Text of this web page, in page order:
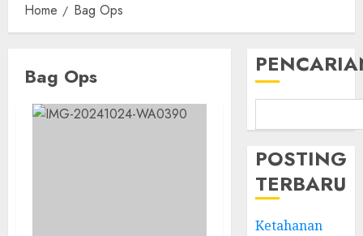
Home Bag Ops
Bag Ops
POSTING
TERBARU
Ketahanan